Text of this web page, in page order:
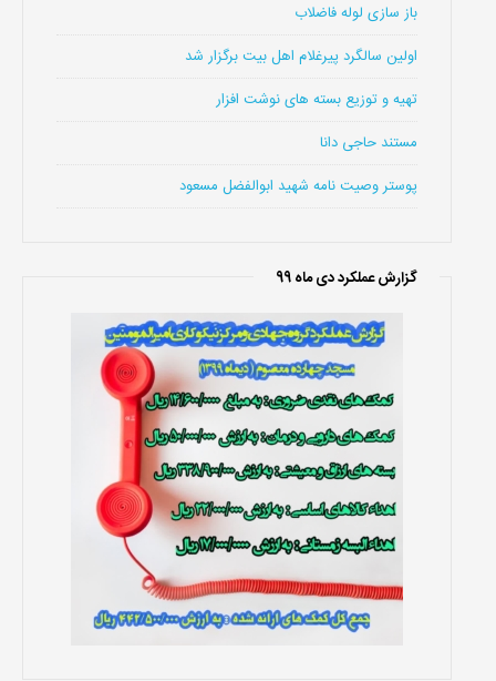
باز سازی لوله فاضلاب
اولین سالگرد پیرغلام اهل بیت برگزار شد
تهیه و توزیع بسته های نوشت افزار
مستند حاجی دانا
پوستر وصیت نامه شهید ابوالفضل مسعود
گزارش عملکرد دی ماه 99